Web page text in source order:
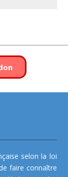
selon la loi
faire connaître